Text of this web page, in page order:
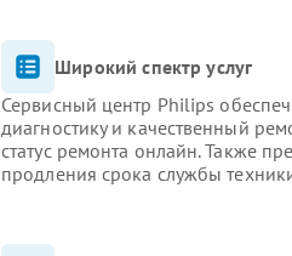
Широкий спектр услуг
Сервисный центр Philips
диагностику и качественный
статус ремонта онлайн. Также
продления срока службы